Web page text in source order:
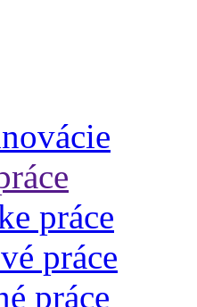
práce
práce
práce